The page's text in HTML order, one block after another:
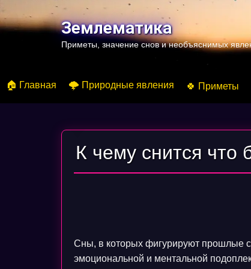
к
содержимомуЗемлематика
Приметы, значение снов и необъяснимых
🏠 Главная 🌩️ Природные явления 🍀 Приметы
К чему снится
Сны, в которых фигурируют прошлые
эмоциональной и ментальной